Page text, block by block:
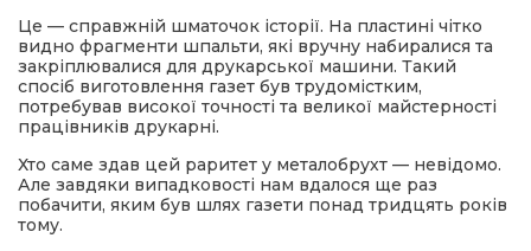
Це — справжній шматочок історії. На пластині чітко
видно фрагменти шпальти, які вручну набиралися та
закріплювалися для друкарської машини. Такий
спосіб виготовлення газет був трудомістким,
потребував високої точності та великої майстерності
працівників друкарні.
Хто саме здав цей раритет у металобрухт — невідомо.
Але завдяки випадковості нам вдалося ще раз
побачити, яким був шлях газети понад тридцять років
тому.